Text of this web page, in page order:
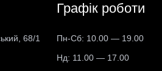
68/1
Графік роботи
Пн-Сб: 10.00 — 19.00
Нд: 11.00 — 17.00